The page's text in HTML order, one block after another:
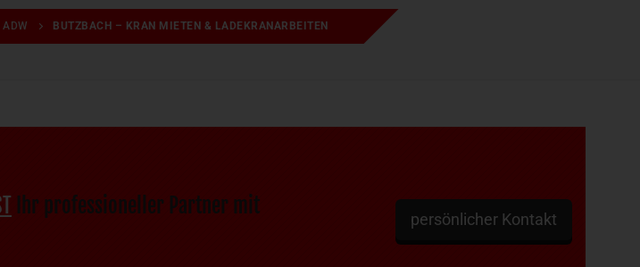
ADW BUTZBACH – KRAN MIETEN & LADEKRANARBEITEN
Ihr professioneller Partner mit
persönlicher Kontakt